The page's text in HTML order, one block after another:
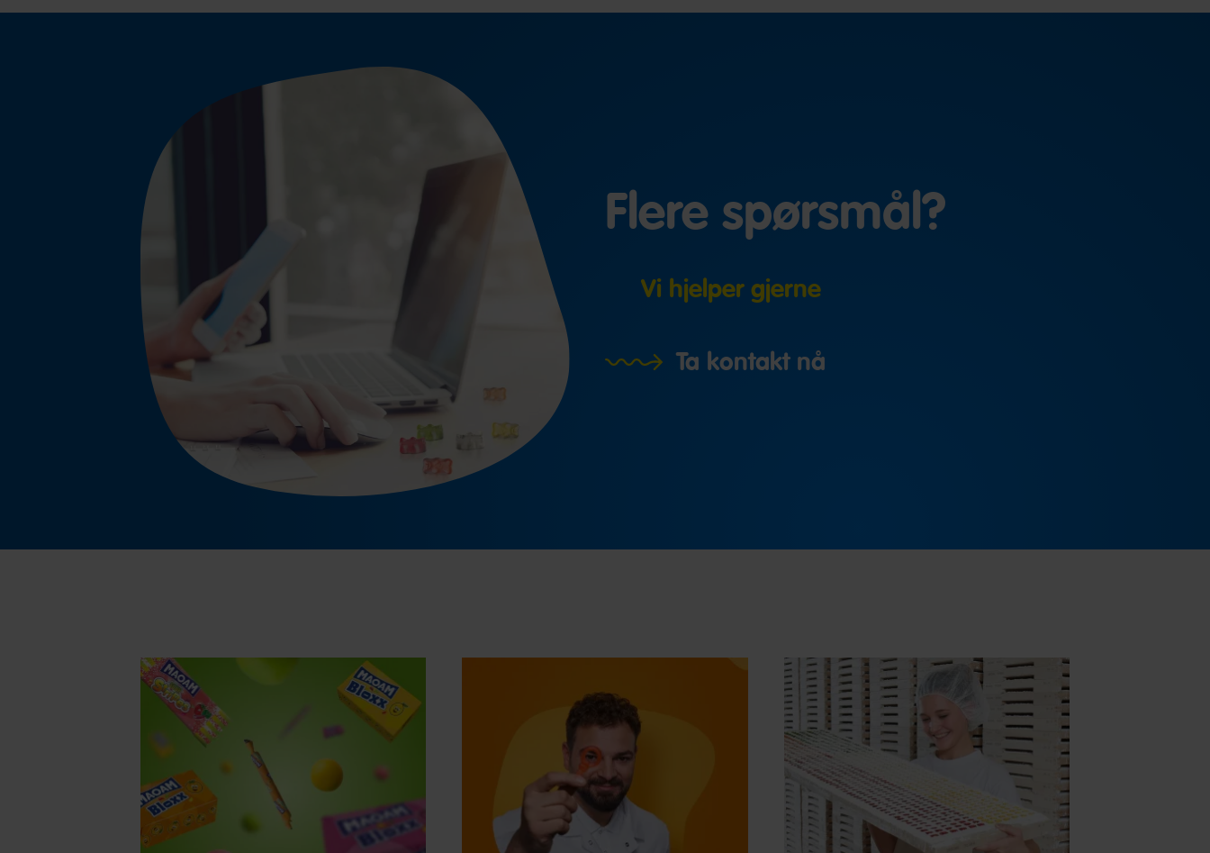
Flere spørsmål?
Vi hjelper gjerne
Ta kontakt nå